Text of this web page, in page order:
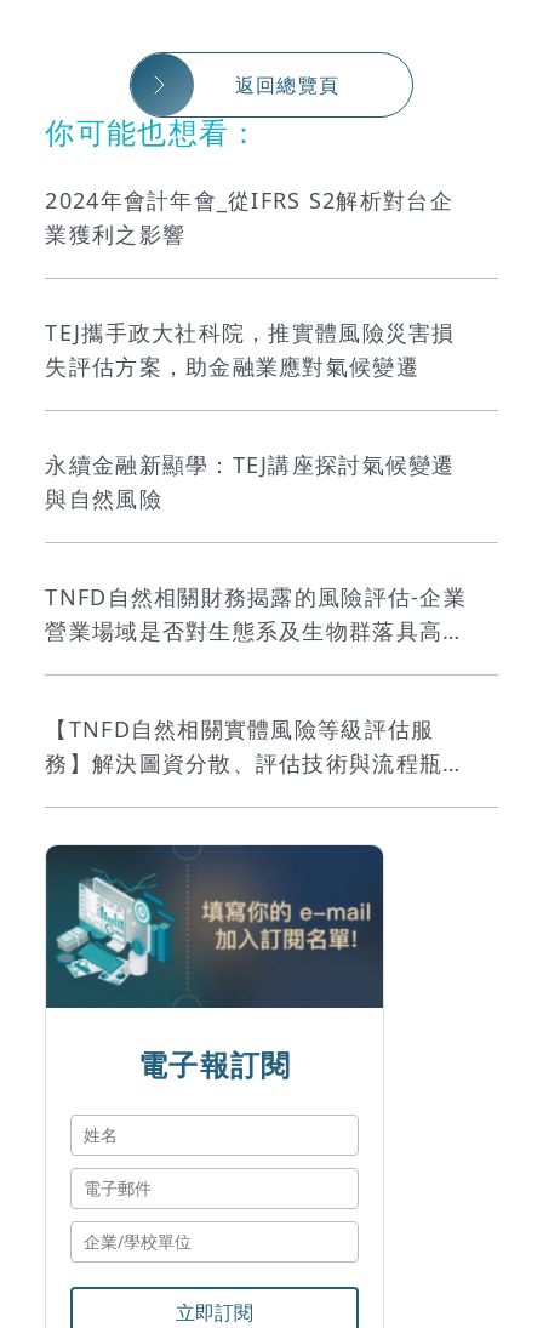
返回總覽頁
你可能也想看：
2024年會計年會_從IFRS S2解析對台企
業獲利之影響
TEJ攜手政大社科院，推實體風險災害損
失評估方案，助金融業應對氣候變遷
永續金融新顯學：TEJ講座探討氣候變遷
與自然風險
TNFD自然相關財務揭露的風險評估-企業
營業場域是否對生態系及生物群落具高度
【TNFD自然相關實體風險等級評估服
務】解決圖資分散、評估技術與流程瓶
電子報訂閱
立即訂閱